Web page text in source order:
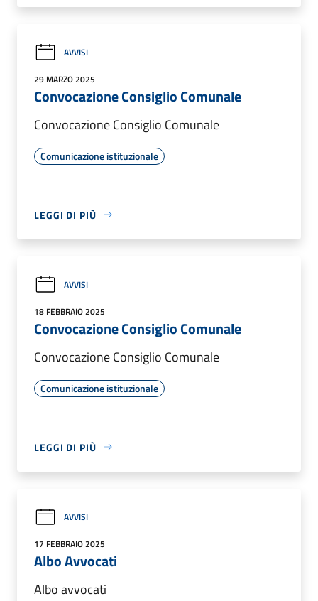
AVVISI
29 MARZO 2025
Convocazione Consiglio Comunale
Convocazione Consiglio Comunale
Comunicazione istituzionale
LEGGI DI PIÙ
AVVISI
18 FEBBRAIO 2025
Convocazione Consiglio Comunale
Convocazione Consiglio Comunale
Comunicazione istituzionale
LEGGI DI PIÙ
AVVISI
17 FEBBRAIO 2025
Albo Avvocati
Albo avvocati